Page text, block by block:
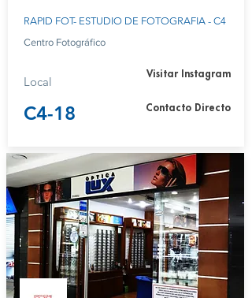
RAPID FOT- ESTUDIO DE FOTOGRAFIA - C4
Centro Fotográfico
Local
Visitar Instagram
C4-18 Contacto Directo